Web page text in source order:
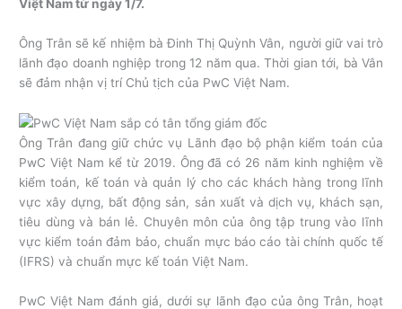
Việt Nam từ ngày 1/7.
Ông Trân sẽ kế nhiệm bà Đinh Thị Quỳnh Vân, người giữ vai trò
lãnh đạo doanh nghiệp trong 12 năm qua. Thời gian tới, bà Vân
sẽ đảm nhận vị trí Chủ tịch của PwC Việt Nam.
Ông Trân đang giữ chức vụ Lãnh đạo bộ phận kiểm toán của
PwC Việt Nam kể từ 2019. Ông đã có 26 năm kinh nghiệm về
kiểm toán, kế toán và quản lý cho các khách hàng trong lĩnh
vực xây dựng, bất động sản, sản xuất và dịch vụ, khách sạn,
tiêu dùng và bán lẻ. Chuyên môn của ông tập trung vào lĩnh
vực kiểm toán đảm bảo, chuẩn mực báo cáo tài chính quốc tế
(IFRS) và chuẩn mực kế toán Việt Nam.
PwC Việt Nam đánh giá, dưới sự lãnh đạo của ông Trân, hoạt